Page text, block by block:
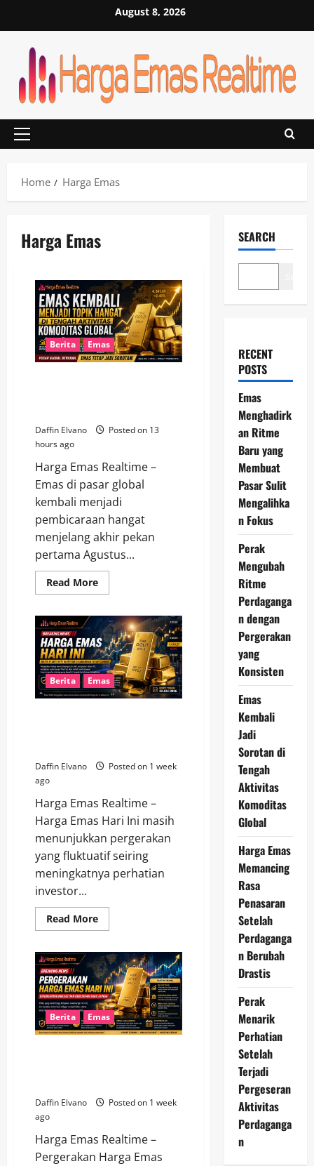
August 8, 2026
Primary
Home
Harga Emas
Harga Emas
Berita Emas
Daffin Elvano
Posted on 13
hours ago
Harga Emas Realtime –
Emas di pasar global
kembali menjadi
pembicaraan hangat
menjelang akhir pekan
pertama Agustus...
Read MoreRead
more
Kembali
Jadi
Sorotan
di
Tengah
Aktivitas
Komoditas
Global
Berita Emas
Daffin Elvano
Posted on 1 week
ago
Harga Emas Realtime –
Harga Emas Hari Ini masih
menunjukkan pergerakan
yang fluktuatif seiring
meningkatnya perhatian
investor...
Read MoreRead
more
Emas
Hari
Ini
Masih
Fluktuatif,
Investor
Disarankan
Tetap
Cermat
Berita Emas
Daffin Elvano
Posted on 1 week
ago
Harga Emas Realtime –
Pergerakan Harga Emas
SEARCH
RECENT
POSTS
Emas
Menghadirk
an Ritme
Baru yang
Membuat
Pasar Sulit
Mengalihka
n Fokus
Perak
Mengubah
Ritme
Perdaganga
n dengan
Pergerakan
yang
Konsisten
Emas
Kembali
Jadi
Sorotan di
Tengah
Aktivitas
Komoditas
Global
Harga Emas
Memancing
Rasa
Penasaran
Setelah
Perdaganga
n Berubah
Drastis
Perak
Menarik
Perhatian
Setelah
Terjadi
Pergeseran
Aktivitas
Perdaganga
n